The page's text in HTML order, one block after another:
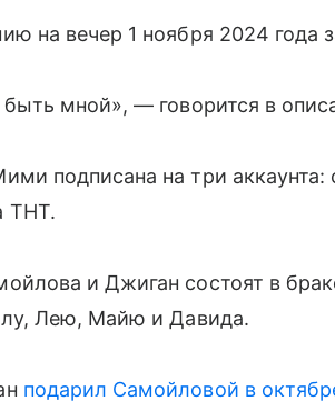
на вечер 1 ноября 2024
быть мной», — говорится в
подписана на три
ТНТ.
и Джиган состоят в
Лею, Майю и Давида.
подарил Самойловой в